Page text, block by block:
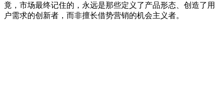
竟，市场最终记住的，永远是那些定义了产品形态、创造了用
户需求的创新者，而非擅长借势营销的机会主义者。